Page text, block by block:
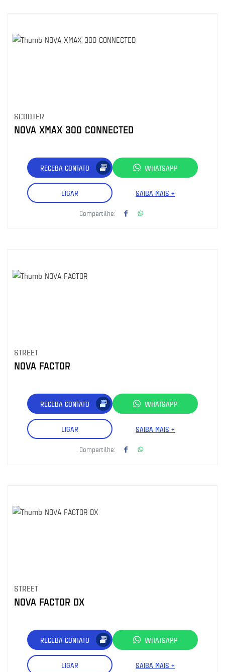
SCOOTER
NOVA XMAX 300 CONNECTED
RECEBA CONTATO WHATSAPP
LIGAR SAIBA MAIS +
Compartilhe:
STREET
NOVA FACTOR
RECEBA CONTATO WHATSAPP
LIGAR SAIBA MAIS +
Compartilhe:
STREET
NOVA FACTOR DX
RECEBA CONTATO WHATSAPP
LIGAR SAIBA MAIS +